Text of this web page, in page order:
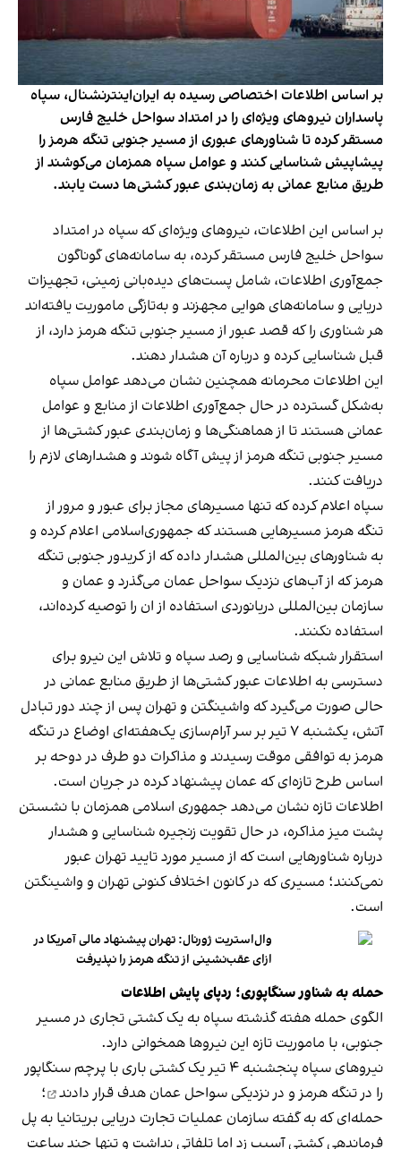
بر اساس اطلاعات اختصاصی رسیده به ایران‌اینترنشنال، سپاه
پاسداران نیروهای ویژه‌ای را در امتداد سواحل خلیج فارس
مستقر کرده تا شناورهای عبوری از مسیر جنوبی تنگه هرمز را
پیشاپیش شناسایی کنند و عوامل سپاه همزمان می‌کوشند از
طریق منابع عمانی به زمان‌بندی عبور کشتی‌ها دست یابند.
بر اساس این اطلاعات، نیروهای ویژه‌ای که سپاه در امتداد
سواحل خلیج فارس مستقر کرده، به سامانه‌های گوناگون
جمع‌آوری اطلاعات، شامل پست‌های دیده‌بانی زمینی، تجهیزات
دریایی و سامانه‌های هوایی مجهزند و به‌تازگی ماموریت یافته‌اند
هر شناوری را که قصد عبور از مسیر جنوبی تنگه هرمز دارد، از
قبل شناسایی کرده و درباره آن هشدار دهند.
این اطلاعات محرمانه همچنین نشان می‌دهد عوامل سپاه
به‌شکل گسترده در حال جمع‌آوری اطلاعات از منابع و عوامل
عمانی هستند تا از هماهنگی‌ها و زمان‌بندی عبور کشتی‌ها از
مسیر جنوبی تنگه هرمز از پیش آگاه شوند و هشدارهای لازم را
دریافت کنند.
سپاه اعلام کرده که تنها مسیرهای مجاز برای عبور و مرور از
تنگه هرمز مسیرهایی هستند که جمهوری‌اسلامی اعلام کرده و
به شناورهای بین‌المللی هشدار داده که از کریدور جنوبی تنگه
هرمز که از آب‌های نزدیک سواحل عمان می‌گذرد و عمان و
سازمان بین‌المللی دریانوردی استفاده از ان را توصیه کرده‌اند،
استفاده نکنند.
استقرار شبکه شناسایی و رصد سپاه و تلاش این نیرو برای
دسترسی به اطلاعات عبور کشتی‌ها از طریق منابع عمانی در
حالی صورت می‌گیرد که واشینگتن و تهران پس از چند دور تبادل
آتش، یکشنبه ۷ تیر بر سر آرام‌سازی یک‌هفته‌ای اوضاع در تنگه
هرمز به توافقی موقت رسیدند و مذاکرات دو طرف در دوحه بر
اساس طرح تازه‌ای که عمان پیشنهاد کرده در جریان است.
اطلاعات تازه نشان می‌دهد جمهوری اسلامی همزمان با نشستن
پشت میز مذاکره، در حال تقویت زنجیره شناسایی و هشدار
درباره شناورهایی است که از مسیر مورد تایید تهران عبور
نمی‌کنند؛ مسیری که در کانون اختلاف کنونی تهران و واشینگتن
است.
وال‌استریت ژورنال: تهران پیشنهاد مالی آمریکا در
ازای عقب‌نشینی از تنگه هرمز را نپذیرفت
حمله به شناور سنگاپوری؛ ردپای پایش اطلاعات
الگوی حمله هفته گذشته سپاه به یک کشتی تجاری در مسیر
جنوبی، با ماموریت تازه این نیروها همخوانی دارد.
نیروهای سپاه پنجشنبه ۴ تیر یک کشتی باری با پرچم سنگاپور
را در تنگه هرمز و در نزدیکی سواحل عمان هدف قرار دادند
؛
حمله‌ای که به گفته سازمان عملیات تجارت دریایی بریتانیا به پل
فرماندهی کشتی آسیب زد اما تلفاتی نداشت و تنها چند ساعت